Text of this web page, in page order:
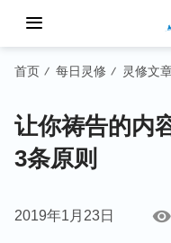
首页 / 每日灵修 / 灵修文
让你祷告的内
3条原则
2019年1月23日